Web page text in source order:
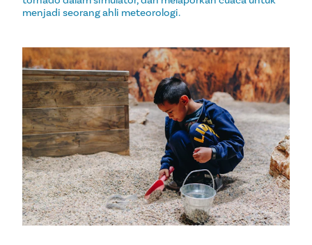
menjadi seorang ahli meteorologi.